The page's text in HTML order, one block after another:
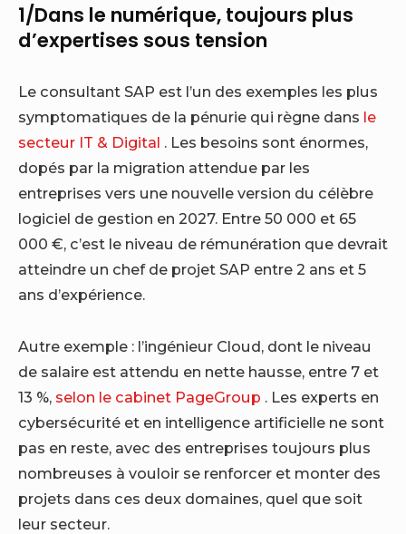
1/Dans le numérique, toujours plus
d’expertises sous tension
Le consultant SAP est l’un des exemples les plus
symptomatiques de la pénurie qui règne dans le
secteur IT & Digital . Les besoins sont énormes,
dopés par la migration attendue par les
entreprises vers une nouvelle version du célèbre
logiciel de gestion en 2027. Entre 50 000 et 65
000 €, c’est le niveau de rémunération que devrait
atteindre un chef de projet SAP entre 2 ans et 5
ans d’expérience.
Autre exemple : l’ingénieur Cloud, dont le niveau
de salaire est attendu en nette hausse, entre 7 et
13 %, selon le cabinet PageGroup . Les experts en
cybersécurité et en intelligence artificielle ne sont
pas en reste, avec des entreprises toujours plus
nombreuses à vouloir se renforcer et monter des
projets dans ces deux domaines, quel que soit
leur secteur.